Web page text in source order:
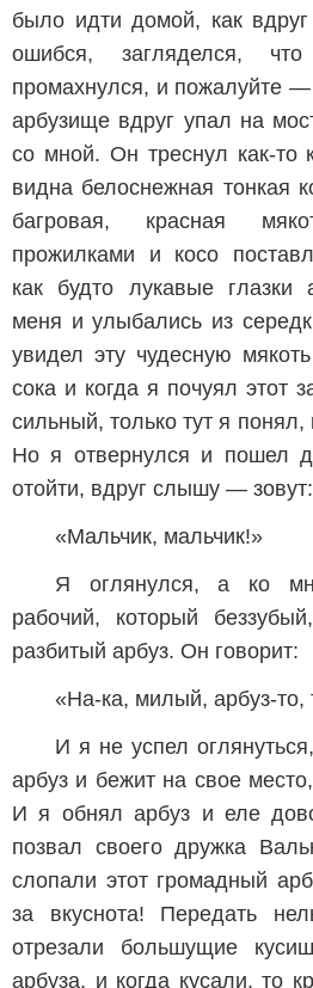
было идти домой, как
ошибся, загляделся,
промахнулся, и пожалуйте
арбузище вдруг упал на
со мной. Он треснул как-то
видна белоснежная тонкая
багровая, красная
прожилками и косо
как будто лукавые глазки
меня и улыбались из
увидел эту чудесную
сока и когда я почуял этот
сильный, только тут я понял,
Но я отвернулся и пошел
отойти, вдруг слышу — зовут:
«Мальчик, мальчик!»
Я оглянулся, а ко
рабочий, который
разбитый арбуз. Он говорит:
«На-ка, милый, арбуз-
И я не успел
арбуз и бежит на свое
И я обнял арбуз и еле
позвал своего дружка
слопали этот громадный
за вкуснота! Передать
отрезали большущие
арбуза, и когда кусали, то